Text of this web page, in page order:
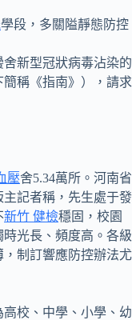
學段，多關隘靜態防控
新型冠狀病毒沾染的
稱《指南》），請求
壓舍5.34萬所。河南省
記者稱，先生處于發
新竹 健檢穩固，校園
光長、頻度高。各級
制訂響應防控辦法尤
高校、中學、小學、幼